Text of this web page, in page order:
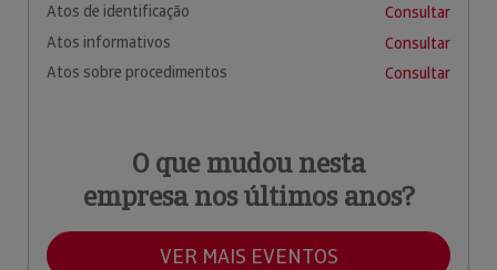
Atos de identificação
Consultar
Atos informativos
Consultar
Atos sobre procedimentos
Consultar
O que mudou nesta
empresa nos últimos anos?
VER MAIS EVENTOS